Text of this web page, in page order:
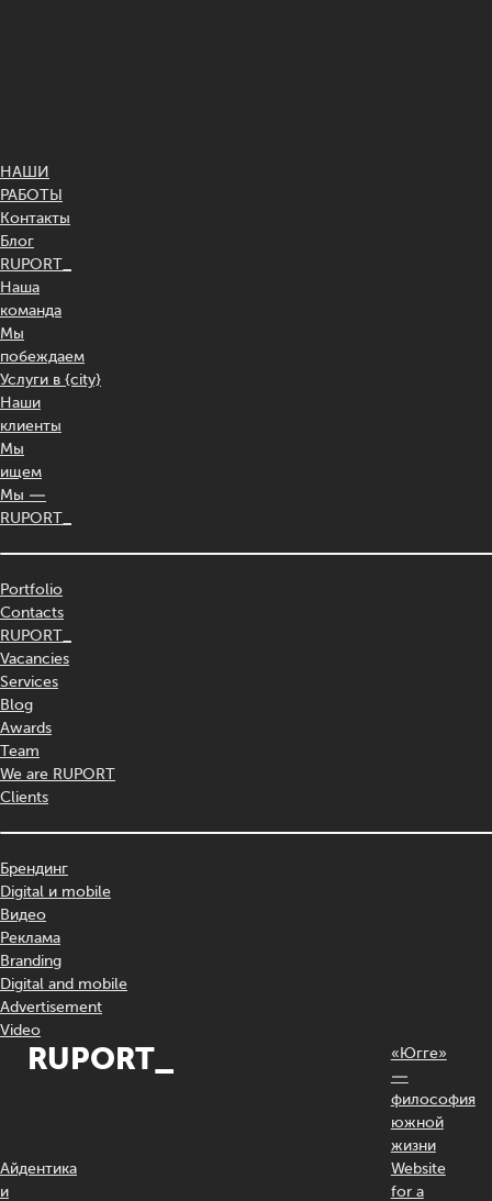
НАШИ
РАБОТЫ
Контакты
Блог
RUPORT_
Наша
команда
Мы
побеждаем
Услуги в {city}
Наши
клиенты
Мы
ищем
Мы —
RUPORT_
Portfolio
Contacts
RUPORT_
Vacancies
Services
Blog
Awards
Team
We are RUPORT
Clients
Брендинг
Digital и mobile
Видео
Реклама
Branding
Digital and mobile
Advertisement
Video
RUPORT_
«Югге»
—
философия
южной
жизни
Айдентика
и
Website
for a